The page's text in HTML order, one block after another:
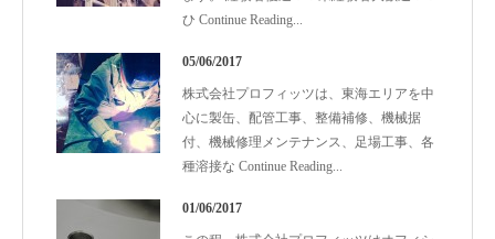
ひ Continue Reading...
05/06/2017
株式会社プロフィッツは、東海エリアを中
心に製缶、配管工事、整備補修、機械据
付、機械修理メンテナンス、足場工事、各
種溶接な Continue Reading...
01/06/2017